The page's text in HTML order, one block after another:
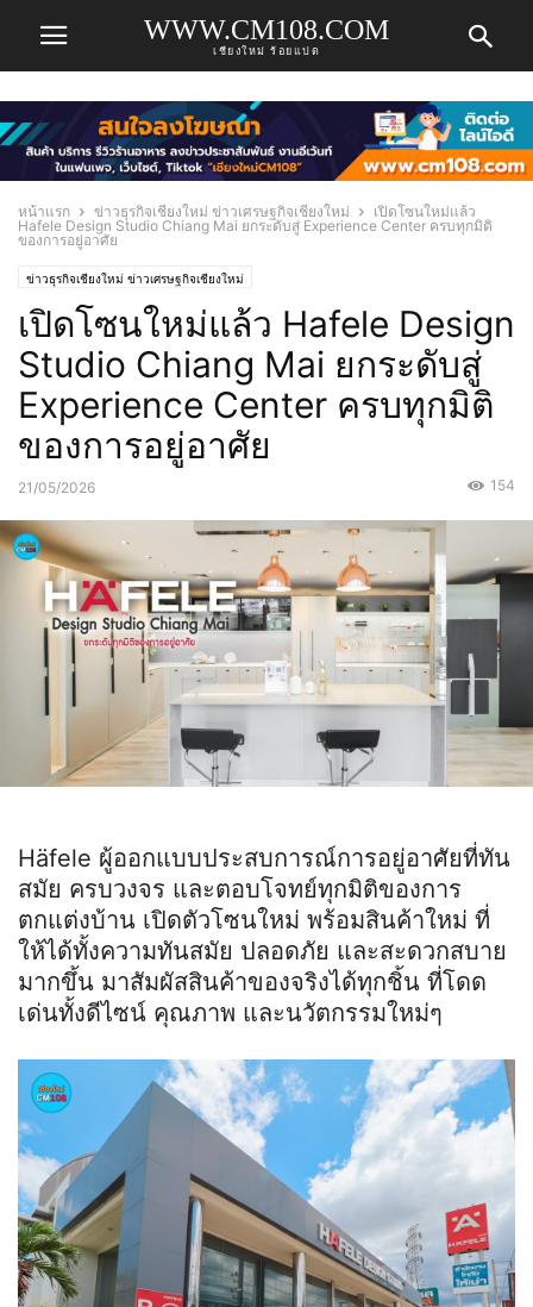
WWW.CM108.COM
เชียงใหม่ ร้อยแปด
หน้าแรก ข่าวธุรกิจเชียงใหม่ ข่าวเศรษฐกิจเชียงใหม่
เปิดโซนใหม่แล้ว️
Hafele Design Studio Chiang Mai ยกระดับสู่ Experience Center ครบทุกมิติ
ของการอยู่อาศัย
ข่าวธุรกิจเชียงใหม่ ข่าวเศรษฐกิจเชียงใหม่
เปิดโซนใหม่แล้ว️ Hafele Design
Studio Chiang Mai ยกระดับสู่
Experience Center ครบทุกมิติ
ของการอยู่อาศัย
21/05/2026 154
Häfele ผู้ออกแบบประสบการณ์การอยู่อาศัยที่ทัน
สมัย ครบวงจร และตอบโจทย์ทุกมิติของการ
ตกแต่งบ้าน เปิดตัวโซนใหม่ พร้อมสินค้าใหม่ ที่
ให้ได้ทั้งความทันสมัย ปลอดภัย และสะดวกสบาย
มากขึ้น มาสัมผัสสินค้าของจริงได้ทุกชิ้น ที่โดด
เด่นทั้งดีไซน์ คุณภาพ และนวัตกรรมใหม่ๆ